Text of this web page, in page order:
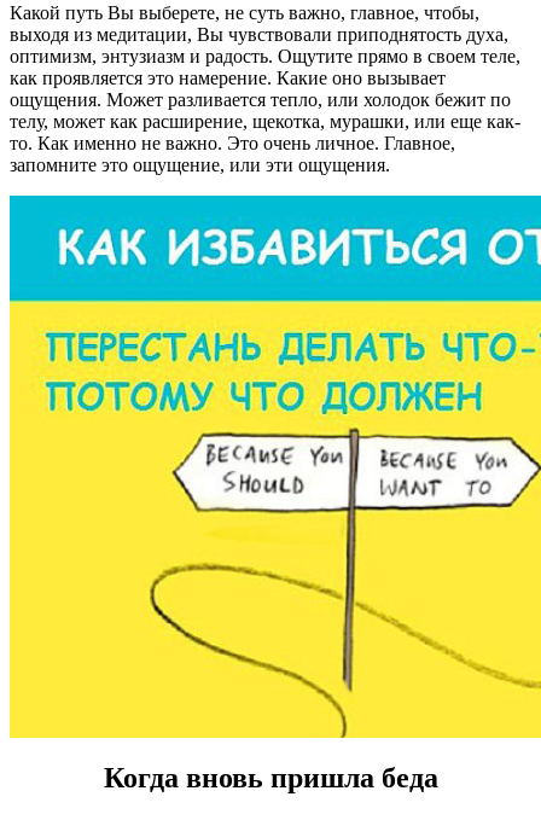
Какой путь Вы выберете, не суть важно, главное, чтобы,
выходя из медитации, Вы чувствовали приподнятость духа,
оптимизм, энтузиазм и радость. Ощутите прямо в своем теле,
как проявляется это намерение. Какие оно вызывает
ощущения. Может разливается тепло, или холодок бежит по
телу, может как расширение, щекотка, мурашки, или еще как-
то. Как именно не важно. Это очень личное. Главное,
запомните это ощущение, или эти ощущения.
Когда вновь пришла беда